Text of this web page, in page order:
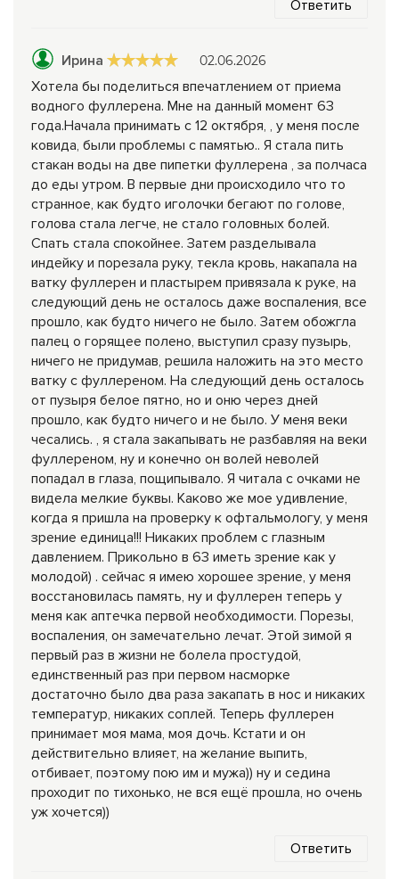
Ответить
Ирина 02.06.2026
Хотела бы поделиться впечатлением от приема
водного фуллерена. Мне на данный момент 63
года.Начала принимать с 12 октября, , у меня после
ковида, были проблемы с памятью.. Я стала пить
стакан воды на две пипетки фуллерена , за полчаса
до еды утром. В первые дни происходило что то
странное, как будто иголочки бегают по голове,
голова стала легче, не стало головных болей.
Спать стала спокойнее. Затем разделывала
индейку и порезала руку, текла кровь, накапала на
ватку фуллерен и пластырем привязала к руке, на
следующий день не осталось даже воспаления, все
прошло, как будто ничего не было. Затем обожгла
палец о горящее полено, выступил сразу пузырь,
ничего не придумав, решила наложить на это место
ватку с фуллереном. На следующий день осталось
от пузыря белое пятно, но и оню‌ через дней
прошло, как будто ничего и не было. У меня веки
чесались. , я стала закапывать не разбавляя на веки
фуллереном, ну и конечно он волей неволей
попадал в глаза, пощипывало. Я читала с очками не
видела мелкие буквы. Каково же мое удивление,
когда я пришла на проверку к офтальмологу, у меня
зрение единица!!! Никаких проблем с глазным
давлением. Прикольно в 63 иметь зрение как у
молодой) . сейчас я имею хорошее зрение, у меня
восстановилась память, ну и фуллерен теперь у
меня как аптечка первой необходимости. Порезы,
воспаления, он замечательно лечат. Этой зимой я
первый раз в жизни не болела простудой,
единственный раз при первом насморке
достаточно было два раза закапать в нос и никаких
температур, никаких соплей. Теперь фуллерен
принимает моя мама, моя дочь. Кстати и он
действительно влияет, на желание выпить,
отбивает, поэтому пою им и мужа)) ну и седина
проходит по тихонько, не вся ещё прошла, но очень
уж хочется))
Ответить